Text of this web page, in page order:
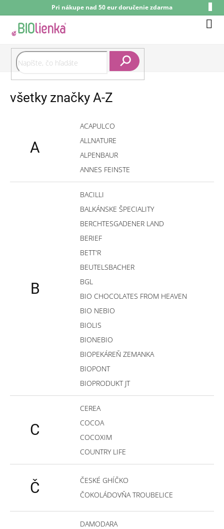
na
obsah
Pri nákupe nad 50 eur doručenie zdarma
všetky značky A-Z
A
ACAPULCO
ALLNATURE
ALPENBAUR
ANNES FEINSTE
B
BACILLI
BALKÁNSKE ŠPECIALITY
BERCHTESGADENER LAND
BERIEF
BETT'R
BEUTELSBACHER
BGL
BIO CHOCOLATES FROM HEAVEN
BIO NEBIO
BIOLIS
BIONEBIO
BIOPEKÁREŇ ZEMANKA
BIOPONT
BIOPRODUKT JT
C
CEREA
COCOA
COCOXIM
COUNTRY LIFE
Č
ČESKÉ GHÍČKO
ČOKOLÁDOVŇA TROUBELICE
DAMODARA